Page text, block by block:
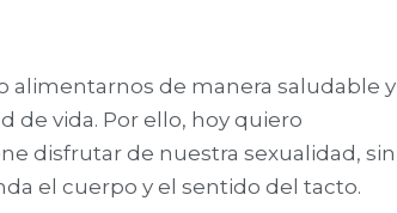
alimentarnos de manera saludable y
de vida. Por ello, hoy quiero
disfrutar de nuestra sexualidad, sin
el cuerpo y el sentido del tacto.